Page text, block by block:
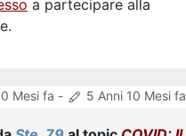
a partecipare alla
Mesi fa - 5 Anni 10 Mesi fa